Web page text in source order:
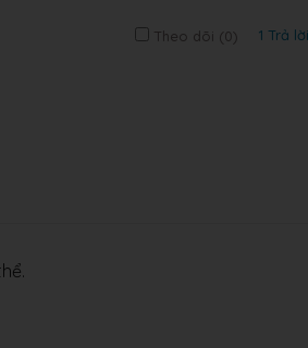
Theo dõi (0) 1 Trả lời